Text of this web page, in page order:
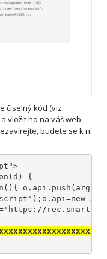
číselný kód (viz
vložit ho na váš web.
budete se k ní
{